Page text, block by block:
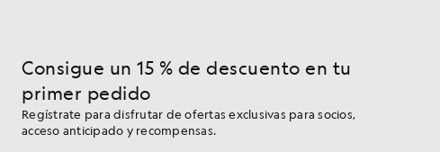
Consigue un 15 % de descuento en tu
primer pedido
Regístrate para disfrutar de ofertas exclusivas para socios,
acceso anticipado y recompensas.